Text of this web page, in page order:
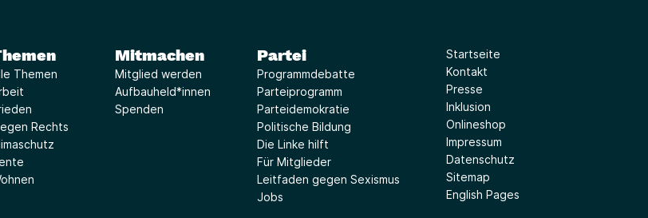
Themen
Rechts
Mitmachen
Mitglied werden
Aufbauheld*innen
Spenden
Partei
Programmdebatte
Parteiprogramm
Parteidemokratie
Politische Bildung
Die Linke hilft
Für Mitglieder
Leitfaden gegen Sexismus
Jobs
Startseite
Kontakt
Presse
Inklusion
Onlineshop
Impressum
Datenschutz
Sitemap
English Pages